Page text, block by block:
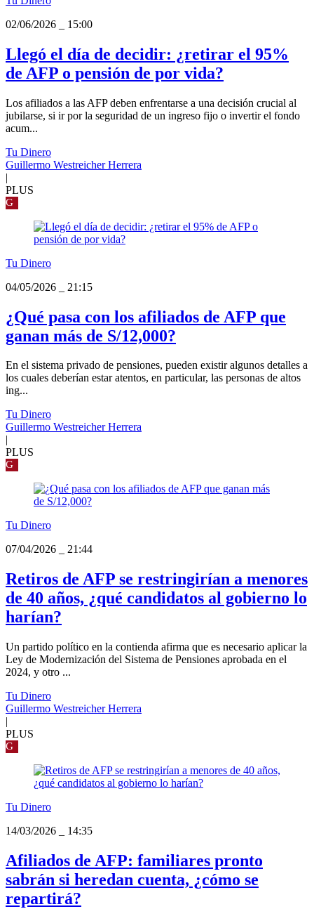
02/06/2026
15:00
Llegó el día de decidir: ¿retirar el 95%
de AFP o pensión de por vida?
Los afiliados a las AFP deben enfrentarse a una decisión crucial al
jubilarse, si ir por la seguridad de un ingreso fijo o invertir el fondo
acum...
Tu Dinero
Guillermo Westreicher Herrera
|
PLUS
G
Tu Dinero
04/05/2026
21:15
¿Qué pasa con los afiliados de AFP que
ganan más de S/12,000?
En el sistema privado de pensiones, pueden existir algunos detalles a
los cuales deberían estar atentos, en particular, las personas de altos
ing...
Tu Dinero
Guillermo Westreicher Herrera
|
PLUS
G
Tu Dinero
07/04/2026
21:44
Retiros de AFP se restringirían a menores
de 40 años, ¿qué candidatos al gobierno lo
harían?
Un partido político en la contienda afirma que es necesario aplicar la
Ley de Modernización del Sistema de Pensiones aprobada en el
2024, y otro ...
Tu Dinero
Guillermo Westreicher Herrera
|
PLUS
G
Tu Dinero
14/03/2026
14:35
Afiliados de AFP: familiares pronto
sabrán si heredan cuenta, ¿cómo se
repartirá?